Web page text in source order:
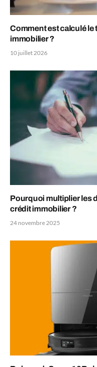
Comment est calculé le
immobilier ?
10 juillet 2026
Pourquoi multiplier les
crédit immobilier ?
24 novembre 2025